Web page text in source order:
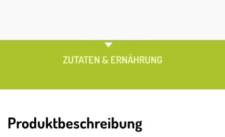
ZUTATEN & ERNÄHRUNG
Produktbeschreibung